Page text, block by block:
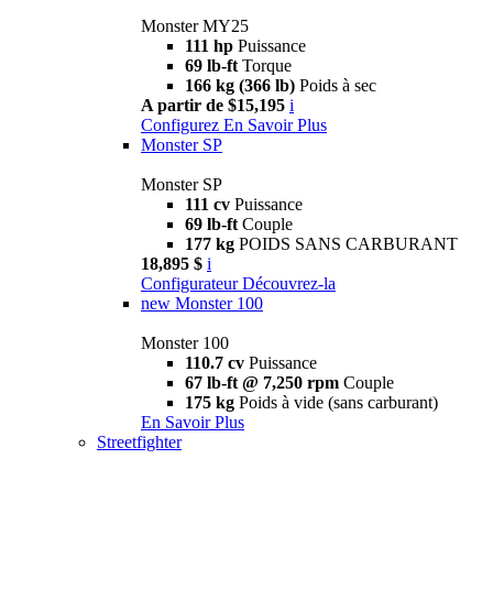
Monster MY25
111 hp Puissance
69 lb-ft Torque
166 kg (366 lb) Poids à sec
A partir de $15,195 i
Configurez En Savoir Plus
Monster SP
Monster SP
111 cv Puissance
69 lb-ft Couple
177 kg POIDS SANS CARBURANT
18,895 $ i
Configurateur Découvrez-la
new Monster 100
Monster 100
110.7 cv Puissance
67 lb-ft @ 7,250 rpm Couple
175 kg Poids à vide (sans carburant)
En Savoir Plus
Streetfighter